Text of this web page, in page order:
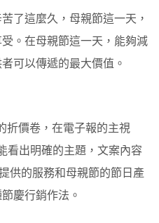
了這麼久，母親節這一天，
。在母親節這一天，能夠減
可以傳遞的最大價值。
折價卷，在電子報的主視
看出明確的主題，文案內容
供的服務和母親節的節日產
慶行銷作法。